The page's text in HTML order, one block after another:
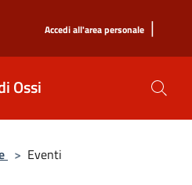
Accedi all'area personale |
Ossi
> Eventi